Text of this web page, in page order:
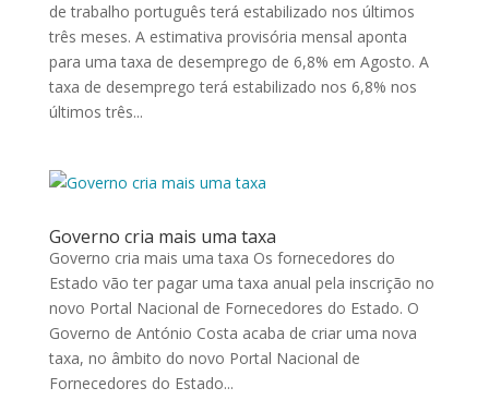
de trabalho português terá estabilizado nos últimos
três meses. A estimativa provisória mensal aponta
para uma taxa de desemprego de 6,8% em Agosto. A
taxa de desemprego terá estabilizado nos 6,8% nos
últimos três...
Governo cria mais uma taxa
Governo cria mais uma taxa Os fornecedores do
Estado vão ter pagar uma taxa anual pela inscrição no
novo Portal Nacional de Fornecedores do Estado. O
Governo de António Costa acaba de criar uma nova
taxa, no âmbito do novo Portal Nacional de
Fornecedores do Estado...